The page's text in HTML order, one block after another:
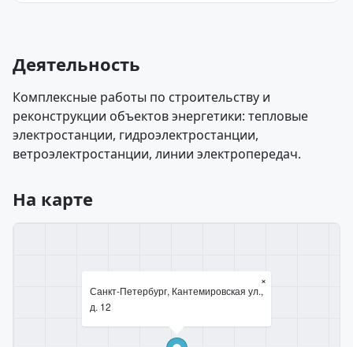
Деятельность
Комплексные работы по строительству и
реконструкции объектов энергетики: тепловые
электростанции, гидроэлектростанции,
ветроэлектростанции, линии электропередач.
На карте
Санкт-Петербург, Кантемировская ул.,
д. 12
×